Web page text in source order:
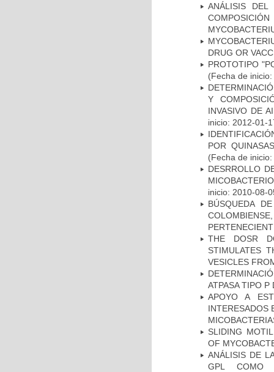
ANÁLISIS DEL
DRUG OR
PROTOTIPO
(Fecha de
Y
INVASIVO DE
inicio: 2012-01-
POR
(Fecha de
DESRROLLO
inicio: 2010-08-
BÚSQUEDA
THE DOSR
STIMULATES
VESICLES
ATPASA TIPO
APOYO A
INTERESADOS
SLIDING
OF
ANÁLISIS DE
GPL COMO